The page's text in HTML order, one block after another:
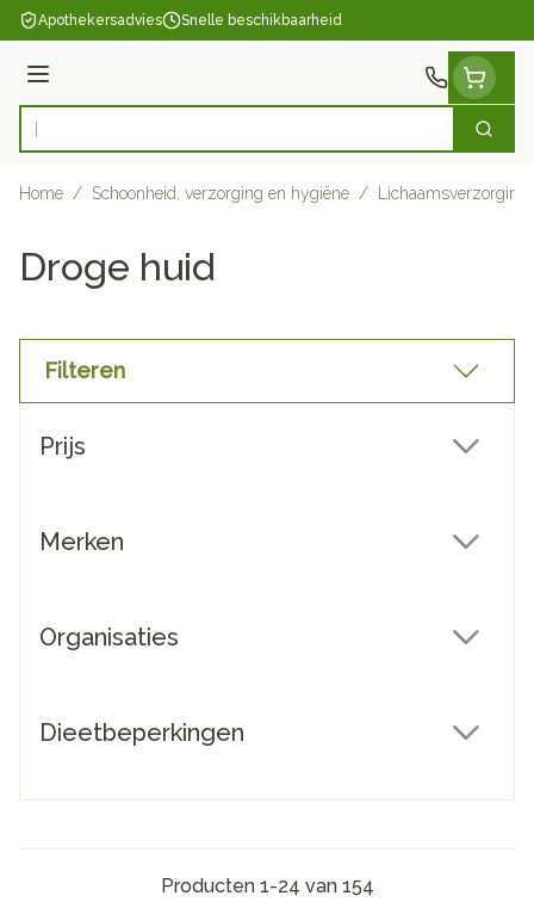
Ga naar de inhoud
Apothekersadvies Snelle beschikbaarheid
Menu
Product, merk, categorie... Zoek
Home / Schoonheid, verzorging en hygiëne / Lichaamsverzorging
Droge huid
Filteren
Prijs
Merken
Organisaties
Dieetbeperkingen
Producten 1-24 van 154